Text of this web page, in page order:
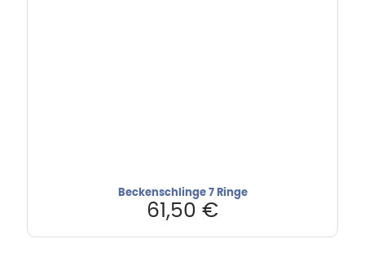
Beckenschlinge 7 Ringe
61,50 €